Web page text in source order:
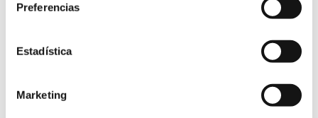
Preferencias
Estadística
Marketing
Fabricación a medida
Fabricamos con medidas especiales previa consulta.
MÓDULO 3 CAJONES